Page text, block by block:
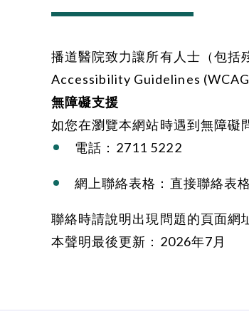
播道醫院致力讓所有人士（包
Accessibility Guidelines
無障礙支援
如您在瀏覽本網站時遇到無障礙
電話： 2711 5222
網上聯絡表格： 直接聯絡表格
聯絡時請說明出現問題的頁面網
本聲明最後更新：2026年7月